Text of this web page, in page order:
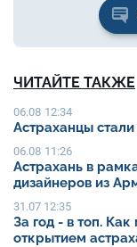
ЧИТАЙТЕ ТАКЖЕ
06.08 12:34
Астраханцы
06.08 11:26
Астрахань в
дизайнеров из
31.07 12:35
За год - в топ.
открытием